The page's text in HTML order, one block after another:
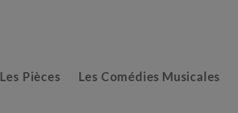
Les Pièces Les Comédies Musicales